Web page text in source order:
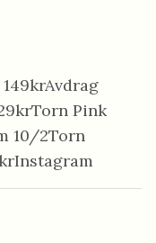
Pink
10/2Torn